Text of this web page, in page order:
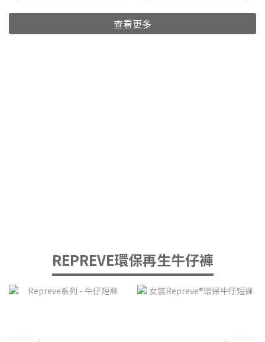
查看更多
REPREVE環保再生牛仔褲